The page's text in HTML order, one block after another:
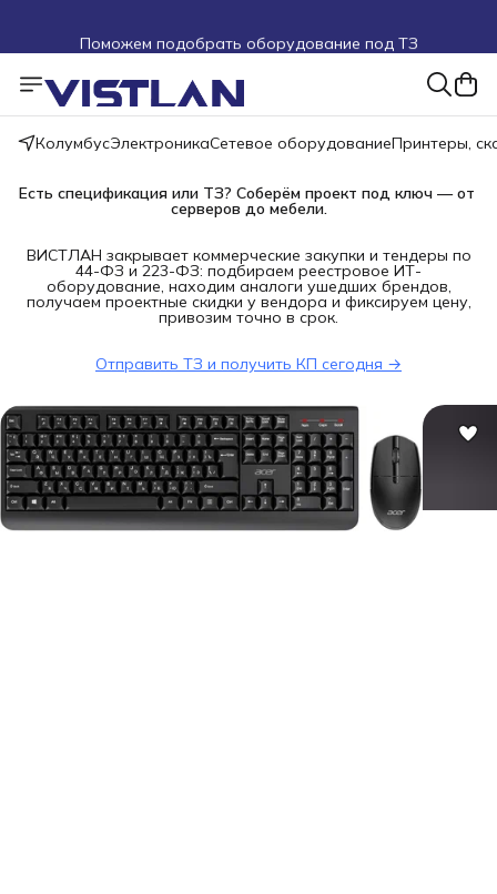
Пуско-наладочные работы
Пришлите запрос на e-mail или в чат
Более 100 000 позиций в наличии и под заказ
КолумбусЭлектроникаСетевое оборудованиеПринтеры,
Есть спецификация или ТЗ? Соберём проект под ключ — от
серверов до мебели.
ВИСТЛАН закрывает коммерческие закупки и тендеры по
44-ФЗ и 223-ФЗ: подбираем реестровое ИТ-
оборудование, находим аналоги ушедших брендов,
получаем проектные скидки у вендора и фиксируем цену,
привозим точно в срок.
Отправить ТЗ и получить КП сегодня →